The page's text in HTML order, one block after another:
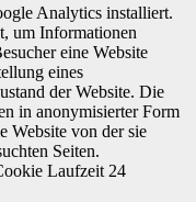
Analytics installiert.
um Informationen
eine Website
eines
der Website. Die
in anonymisierter Form
Website von der sie
Seiten.
Laufzeit 24